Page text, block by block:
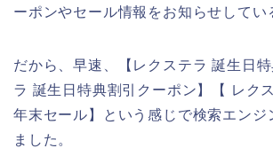
ーポンやセール情報をお知らせしてい
だから、早速、【レクステラ 誕生日
ラ 誕生日特典割引クーポン】【 レク
年末セール】という感じで検索エンジ
ました。